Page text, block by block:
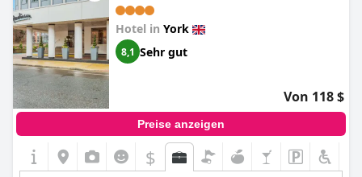
Hotel in York
8,1 Sehr gut
Von 118 $
Preise anzeigen
$